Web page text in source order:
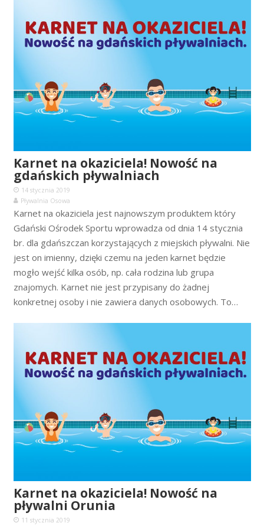
Karnet na okaziciela! Nowość na
gdańskich pływalniach
14 stycznia 2019
Pływalnia Osowa
Karnet na okaziciela jest najnowszym produktem który
Gdański Ośrodek Sportu wprowadza od dnia 14 stycznia
br. dla gdańszczan korzystających z miejskich pływalni. Nie
jest on imienny, dzięki czemu na jeden karnet będzie
mogło wejść kilka osób, np. cała rodzina lub grupa
znajomych. Karnet nie jest przypisany do żadnej
konkretnej osoby i nie zawiera danych osobowych. To…
Karnet na okaziciela! Nowość na
pływalni Orunia
11 stycznia 2019